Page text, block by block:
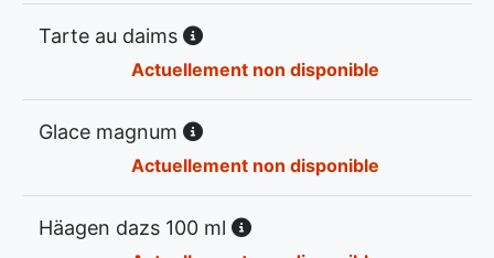
Tarte au daims
Actuellement non disponible
Glace magnum
Actuellement non disponible
Häagen dazs 100 ml